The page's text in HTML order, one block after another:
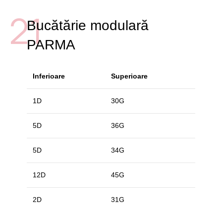
21Bucătărie modulară
PARMA
Inferioare Superioare
1D 30G
5D 36G
5D 34G
12D 45G
2D 31G